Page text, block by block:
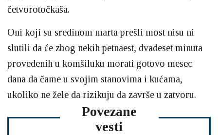
četvorotočkaša.
Oni koji su sredinom marta prešli most nisu ni
slutili da će zbog nekih petnaest, dvadeset minuta
provedenih u komšiluku morati gotovo mesec
dana da čame u svojim stanovima i kućama,
ukoliko ne žele da rizikuju da završe u zatvoru.
Povezane
vesti